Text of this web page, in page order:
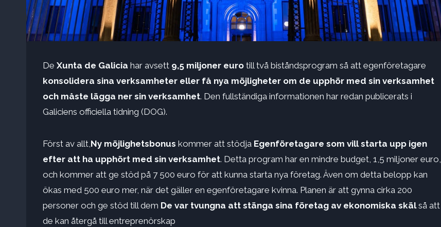
De Xunta de Galicia har avsett 9,5 miljoner euro till två biståndsprogram så att egenföretagare
konsolidera sina verksamheter eller få nya möjligheter om de upphör med sin verksamhet
och måste lägga ner sin verksamhet. Den fullständiga informationen har redan publicerats i
Galiciens officiella tidning (DOG).
Först av allt,Ny möjlighetsbonus kommer att stödja Egenföretagare som vill starta upp igen
efter att ha upphört med sin verksamhet. Detta program har en mindre budget, 1,5 miljoner euro,
och kommer att ge stöd på 7 500 euro för att kunna starta nya företag. Även om detta belopp kan
ökas med 500 euro mer, när det gäller en egenföretagare kvinna. Planen är att gynna cirka 200
personer och ge stöd till dem De var tvungna att stänga sina företag av ekonomiska skälså att
de kan återgå till entreprenörskap